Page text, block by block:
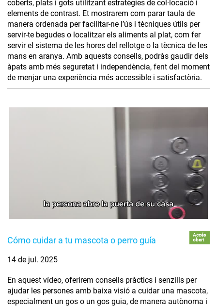
coberts, plats i gots utilitzant estratègies de col·locació i
elements de contrast. Et mostrarem com parar taula de
manera ordenada per facilitar-ne l’ús i tècniques útils per
servir-te begudes o localitzar els aliments al plat, com fer
servir el sistema de les hores del rellotge o la tècnica de les
mans en aranya. Amb aquests consells, podràs gaudir dels
àpats amb més seguretat i independència, fent del moment
de menjar una experiència més accessible i satisfactòria.
Cómo cuidar a tu mascota o perro guía
Accés
obert
14 de jul. 2025
En aquest vídeo, oferirem consells pràctics i senzills per
ajudar les persones amb baixa visió a cuidar una mascota,
especialment un gos o un gos guia, de manera autònoma i